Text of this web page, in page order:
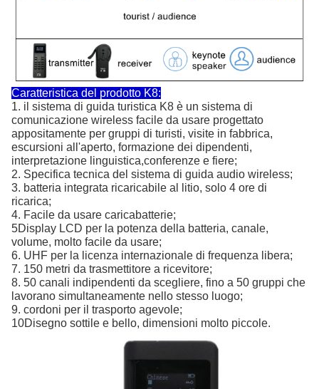
Caratteristica del prodotto K8:
1. il sistema di guida turistica K8 è un sistema di
comunicazione wireless facile da usare progettato
appositamente per gruppi di turisti, visite in fabbrica,
escursioni all'aperto, formazione dei dipendenti,
interpretazione linguistica,conferenze e fiere;
2. Specifica tecnica del sistema di guida audio wireless;
3. batteria integrata ricaricabile al litio, solo 4 ore di
ricarica;
4. Facile da usare caricabatterie;
5Display LCD per la potenza della batteria, canale,
volume, molto facile da usare;
6. UHF per la licenza internazionale di frequenza libera;
7. 150 metri da trasmettitore a ricevitore;
8. 50 canali indipendenti da scegliere, fino a 50 gruppi che
lavorano simultaneamente nello stesso luogo;
9. cordoni per il trasporto agevole;
10Disegno sottile e bello, dimensioni molto piccole.